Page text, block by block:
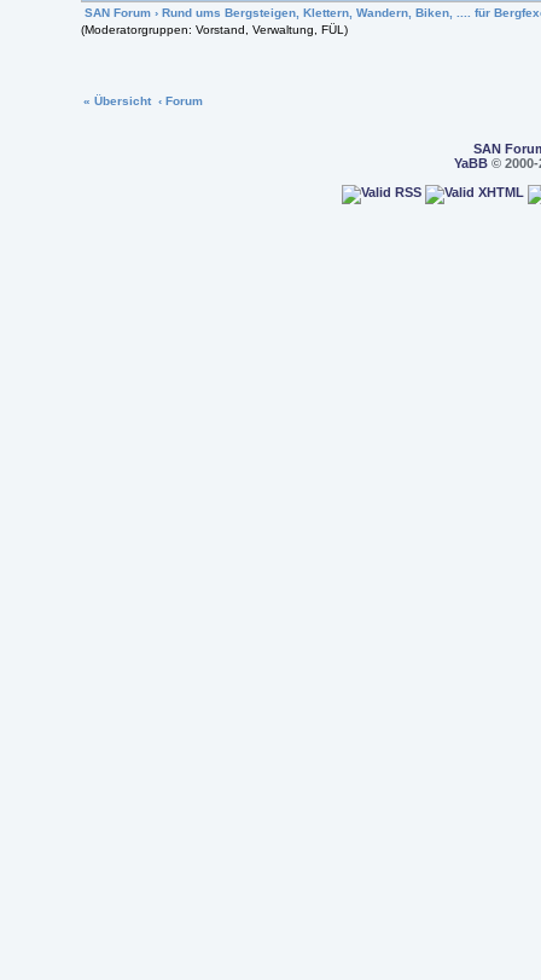
SAN Forum› Rund ums Bergsteigen, Klettern, Wandern, Biken, .... für
(Moderatorgruppen: Vorstand, Verwaltung, FÜL)
« Übersicht ‹ Forum
SAN
YaBB© 2000-